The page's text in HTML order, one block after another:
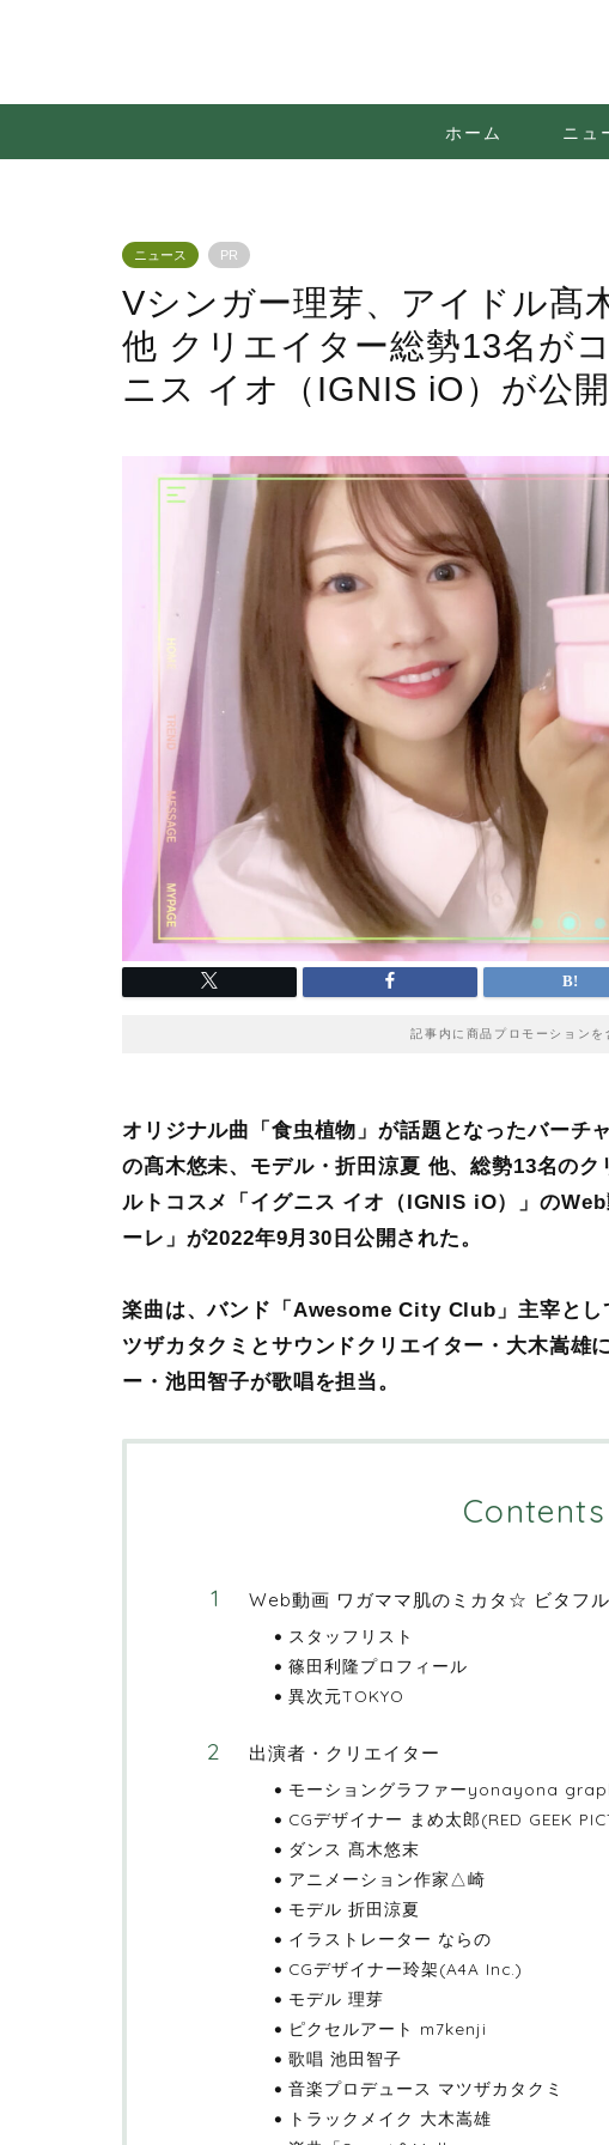
ホーム ニュ
ニュース PR
Vシンガー理芽、アイドル髙
他 クリエイター総勢13名が
ニス イオ（IGNIS iO）が公開
記事内に商品プロモーションを
オリジナル曲「食虫植物」が話題となったバー
の髙木悠未、モデル・折田涼夏 他、総勢13名の
ルトコスメ「イグニス イオ（IGNIS iO）」の
ーレ」が2022年9月30日公開された。
楽曲は、バンド「Awesome City Club」主宰とし
ツザカタクミとサウンドクリエイター・大木嵩雄
ー・池田智子が歌唱を担当。
Contents
Web動画 ワガママ肌のミカタ☆ ビタフ
スタッフリスト
篠田利隆プロフィール
異次元TOKYO
出演者・クリエイター
モーショングラファーyonayona
CGデザイナー まめ太郎(RED GEEK
ダンス 髙木悠末
アニメーション作家△崎
モデル 折田涼夏
イラストレーター ならの
CGデザイナー玲架(A4A Inc.)
モデル 理芽
ピクセルアート m7kenji
歌唱 池田智子
音楽プロデュース マツザカタクミ
トラックメイク 大木嵩雄